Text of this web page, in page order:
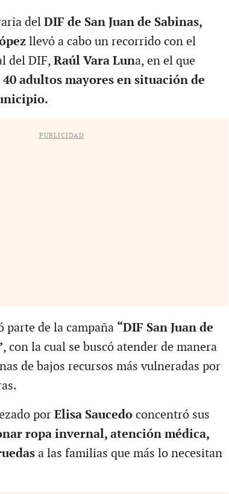
del DIF de San Juan de Sabinas,
llevó a cabo un recorrido con el
del DIF, Raúl Vara Luna, en el que
adultos mayores en situación de
PUBLICIDAD
de la campaña “DIF San Juan de
, con la cual se buscó atender de manera
de bajos recursos más vulneradas por
por Elisa Saucedoconcentró sus
ropa invernal, atención médica,
a las familias que más lo necesitan